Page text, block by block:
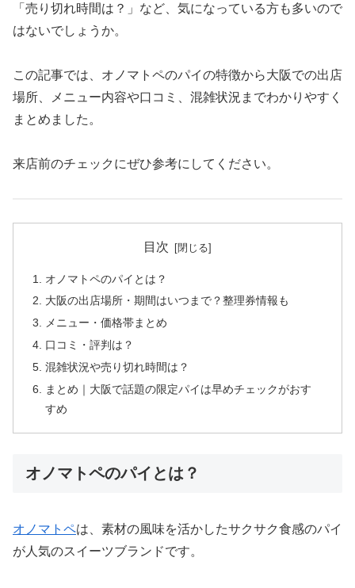
「売り切れ時間は？」など、気になっている方も多いので
はないでしょうか。
この記事では、オノマトペのパイの特徴から大阪での出店
場所、メニュー内容や口コミ、混雑状況までわかりやすく
まとめました。
来店前のチェックにぜひ参考にしてください。
目次
オノマトペのパイとは？
大阪の出店場所・期間はいつまで？整理券情報も
メニュー・価格帯まとめ
口コミ・評判は？
混雑状況や売り切れ時間は？
まとめ｜大阪で話題の限定パイは早めチェックがおす
すめ
オノマトペのパイとは？
オノマトペは、素材の風味を活かしたサクサク食感のパイ
が人気のスイーツブランドです。